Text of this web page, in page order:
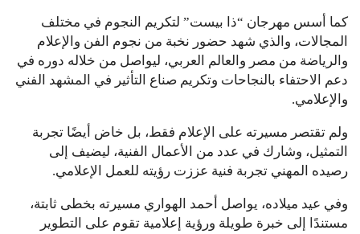
كما أسس مهرجان “ذا بيست” لتكريم النجوم في مختلف
المجالات، والذي شهد حضور نخبة من نجوم الفن والإعلام
والرياضة من مصر والعالم العربي، ليواصل من خلاله دوره في
دعم الاحتفاء بالنجاحات وتكريم صناع التأثير في المشهد الفني
والإعلامي.
ولم تقتصر مسيرته على الإعلام فقط، بل خاض أيضًا تجربة
التمثيل، وشارك في عدد من الأعمال الفنية، ليضيف إلى
رصيده المهني تجربة فنية عززت رؤيته للعمل الإعلامي.
وفي عيد ميلاده، يواصل أحمد الهواري مسيرته بخطى ثابتة،
مستندًا إلى خبرة طويلة ورؤية إعلامية تقوم على التطوير